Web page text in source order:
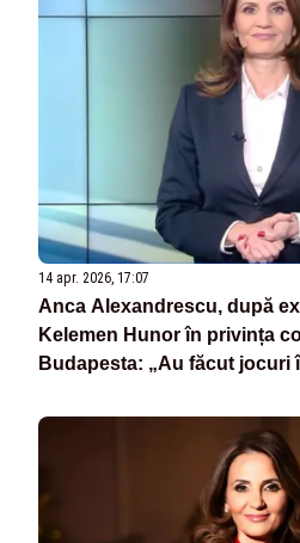
14 apr. 2026, 17:07
Anca Alexandrescu, după
Kelemen Hunor în privința
Budapesta: „Au făcut jocuri